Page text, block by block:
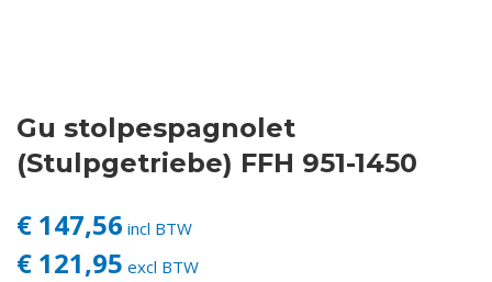
Login
Gu stolpespagnolet
(Stulpgetriebe) FFH 951-1450
€ 147,56 incl BTW
€ 121,95 excl BTW